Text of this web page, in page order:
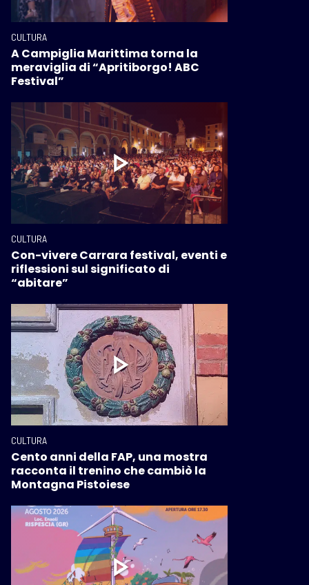
CULTURA
A Campiglia Marittima torna la
meraviglia di “Apritiborgo! ABC
Festival”
CULTURA
Con-vivere Carrara festival, eventi e
riflessioni sul significato di
“abitare”
CULTURA
Cento anni della FAP, una mostra
racconta il trenino che cambiò la
Montagna Pistoiese